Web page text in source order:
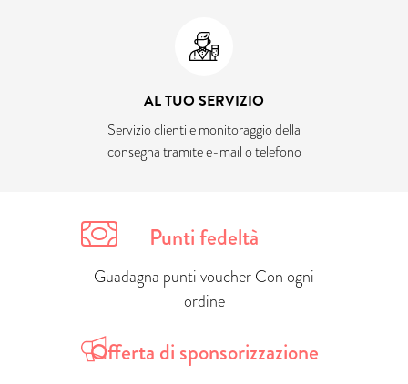
AL TUO SERVIZIO
Servizio clienti e monitoraggio della
consegna tramite e-mail o telefono
Punti fedeltà
Guadagna punti voucher Con ogni
ordine
Offerta di sponsorizzazione